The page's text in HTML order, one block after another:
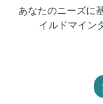
あなたのニーズに
イルドマイン